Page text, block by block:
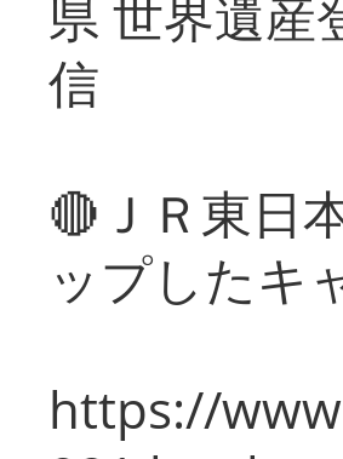
県 世界遺産
信
🔴ＪＲ東日
ップしたキ
https://